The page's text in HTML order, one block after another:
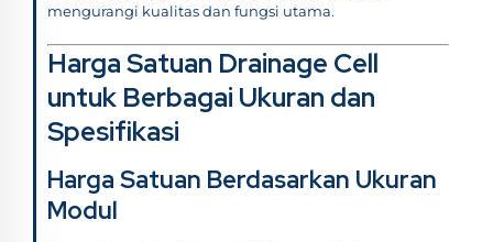
mengurangi kualitas dan fungsi utama.
Harga Satuan Drainage Cell
untuk Berbagai Ukuran dan
Spesifikasi
Harga Satuan Berdasarkan Ukuran
Modul